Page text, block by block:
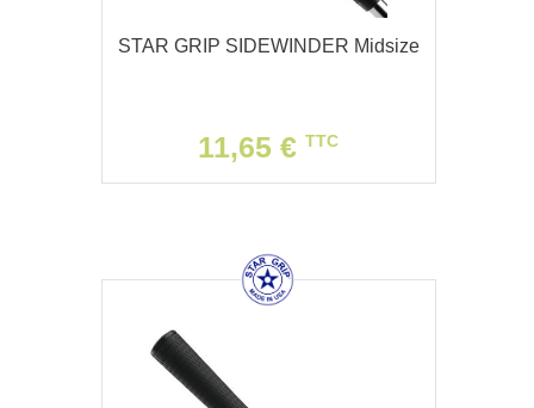
STAR GRIP SIDEWINDER Midsize
11,65 € TTC